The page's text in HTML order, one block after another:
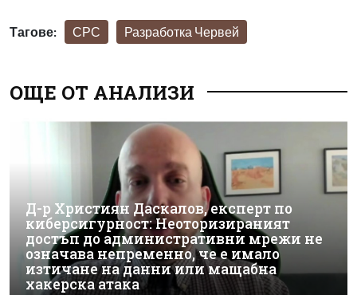
Тагове: СРС Разработка Червей
ОЩЕ ОТ АНАЛИЗИ
Д-р Християн Даскалов, експерт по
киберсигурност: Неоторизираният
достъп до административни мрежи не
означава непременно, че е имало
изтичане на данни или мащабна
хакерска атака